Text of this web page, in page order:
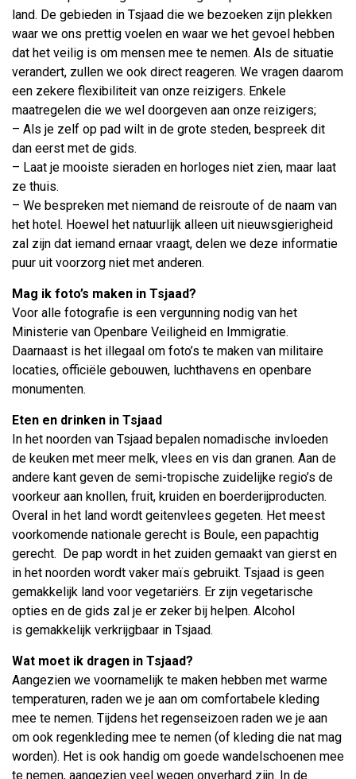
land. De gebieden in Tsjaad die we bezoeken zijn plekken
waar we ons prettig voelen en waar we het gevoel hebben
dat het veilig is om mensen mee te nemen. Als de situatie
verandert, zullen we ook direct reageren. We vragen daarom
een zekere flexibiliteit van onze reizigers. Enkele
maatregelen die we wel doorgeven aan onze reizigers;
– Als je zelf op pad wilt in de grote steden, bespreek dit
dan eerst met de gids.
– Laat je mooiste sieraden en horloges niet zien, maar laat
ze thuis.
– We bespreken met niemand de reisroute of de naam van
het hotel. Hoewel het natuurlijk alleen uit nieuwsgierigheid
zal zijn dat iemand ernaar vraagt, delen we deze informatie
puur uit voorzorg niet met anderen.
Mag ik foto’s maken in Tsjaad?
Voor alle fotografie is een vergunning nodig van het
Ministerie van Openbare Veiligheid en Immigratie.
Daarnaast is het illegaal om foto’s te maken van militaire
locaties, officiële gebouwen, luchthavens en openbare
monumenten.
Eten en drinken in Tsjaad
In het noorden van Tsjaad bepalen nomadische invloeden
de keuken met meer melk, vlees en vis dan granen. Aan de
andere kant geven de semi-tropische zuidelijke regio’s de
voorkeur aan knollen, fruit, kruiden en boerderijproducten.
Overal in het land wordt geitenvlees gegeten. Het meest
voorkomende nationale gerecht is Boule, een papachtig
gerecht. De pap wordt in het zuiden gemaakt van gierst en
in het noorden wordt vaker maïs gebruikt. Tsjaad is geen
gemakkelijk land voor vegetariërs. Er zijn vegetarische
opties en de gids zal je er zeker bij helpen. Alcohol
is gemakkelijk verkrijgbaar in Tsjaad.
Wat moet ik dragen in Tsjaad?
Aangezien we voornamelijk te maken hebben met warme
temperaturen, raden we je aan om comfortabele kleding
mee te nemen. Tijdens het regenseizoen raden we je aan
om ook regenkleding mee te nemen (of kleding die nat mag
worden). Het is ook handig om goede wandelschoenen mee
te nemen, aangezien veel wegen onverhard zijn. In de